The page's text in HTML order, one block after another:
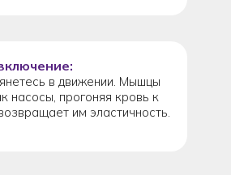
в движении. Мышцы
насосы, прогоняя кровь к
им эластичность.